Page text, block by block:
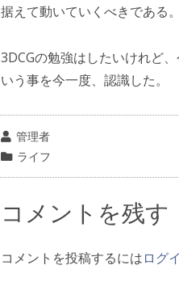
据えて動いていくべきである。
3DCGの勉強はしたいけれど
いう事を今一度、認識した。
投
稿
者
管理者
カ
テ
リ
ライフ
コメントを残す
コメントを投稿するにはログ